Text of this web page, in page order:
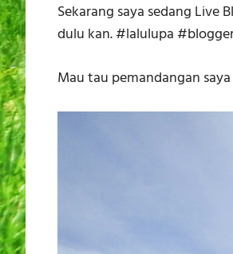
Sekarang saya sedang Live
dulu kan. #lalulupa
Mau tau pemandangan